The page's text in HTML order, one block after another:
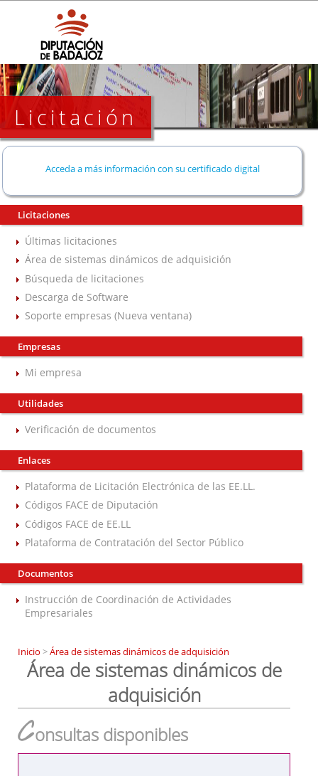
Licitación
Acceda a más información con su certificado digital
Licitaciones
Últimas licitaciones
Área de sistemas dinámicos de adquisición
Búsqueda de licitaciones
Descarga de Software
Soporte empresas (Nueva ventana)
Empresas
Mi empresa
Utilidades
Verificación de documentos
Enlaces
Plataforma de Licitación Electrónica de las EE.LL.
Códigos FACE de Diputación
Códigos FACE de EE.LL
Plataforma de Contratación del Sector Público
Documentos
Instrucción de Coordinación de Actividades
Empresariales
Inicio >Área de sistemas dinámicos de adquisición
Área de sistemas dinámicos de
adquisición
Consultas disponibles